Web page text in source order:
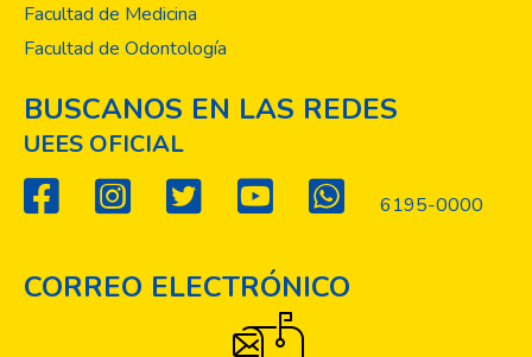
Facultad de Medicina
Facultad de Odontología
BUSCANOS EN LAS REDES
UEES OFICIAL
6195-0000
CORREO ELECTRÓNICO